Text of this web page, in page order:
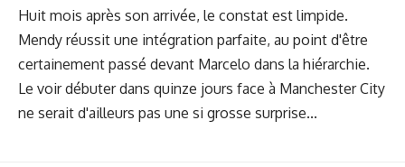
Huit mois après son arrivée, le constat est limpide.
Mendy réussit une intégration parfaite, au point d'être
certainement passé devant Marcelo dans la hiérarchie.
Le voir débuter dans quinze jours face à Manchester City
ne serait d'ailleurs pas une si grosse surprise...